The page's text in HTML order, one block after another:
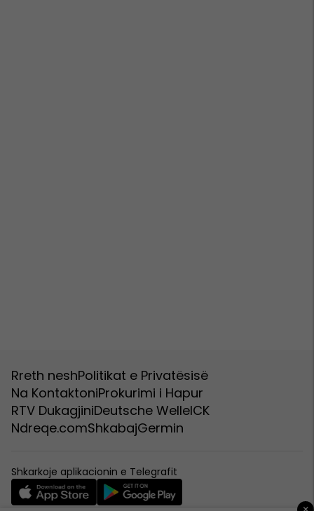
Rreth neshPolitikat e Privatësisë
Na KontaktoniProkurimi i Hapur
RTV DukagjiniDeutsche WelleICK
Ndreqe.comShkabajGermin
Shkarkoje aplikacionin e Telegrafit